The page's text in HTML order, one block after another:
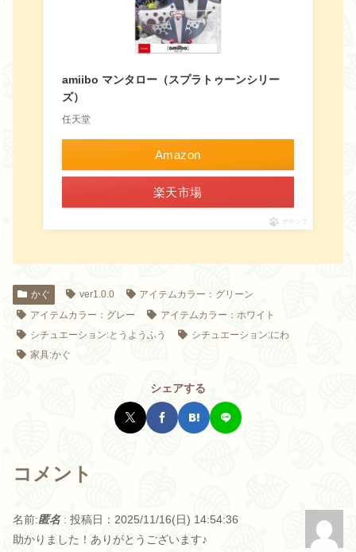
amiibo マンタロー（スプラトゥーンシリー
ズ）
任天堂
Amazon
楽天市場
ポチップ
かぐ ver1.0.0
アイテムカラー：グリーン
アイテムカラー：グレー
アイテムカラー：ホワイト
シチュエーション:とうようふう
シチュエーション:にわ
家具:かぐ
シェアする
コメント
名前:匿名: 投稿日：2025/11/16(日) 14:54:36
助かりました！ありがとうございます♪